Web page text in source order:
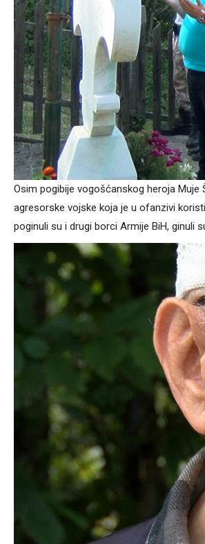
Osim pogibije vogošćanskog heroja
agresorske vojske koja je u ofanzivi
poginuli su i drugi borci Armije BiH, ginuli